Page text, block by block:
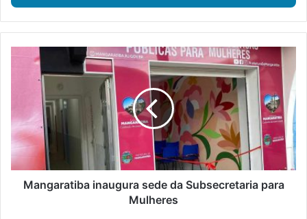
r
a
d
e
r
e
r
a
t
i
Mangaratiba inaugura sede da Subsecretaria para
Mulheres